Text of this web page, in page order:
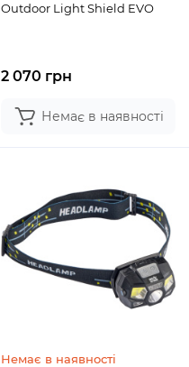
Outdoor Light Shield EVO
2 070 грн
Немає в наявності
Немає в наявності